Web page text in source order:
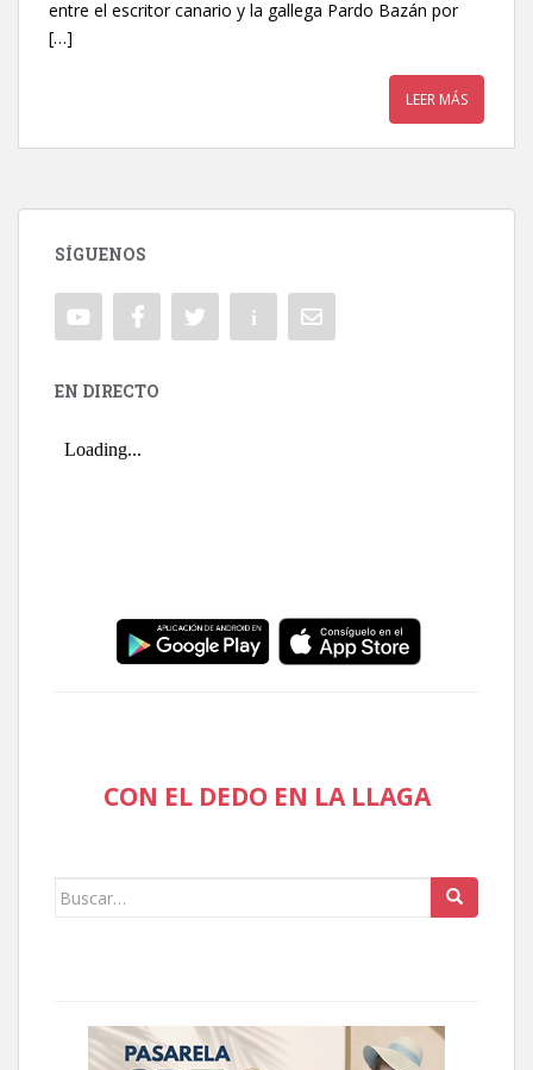
entre el escritor canario y la gallega Pardo Bazán por
[…]
LEER MÁS
SÍGUENOS
EN DIRECTO
CON EL DEDO EN LA LLAGA
Buscar: